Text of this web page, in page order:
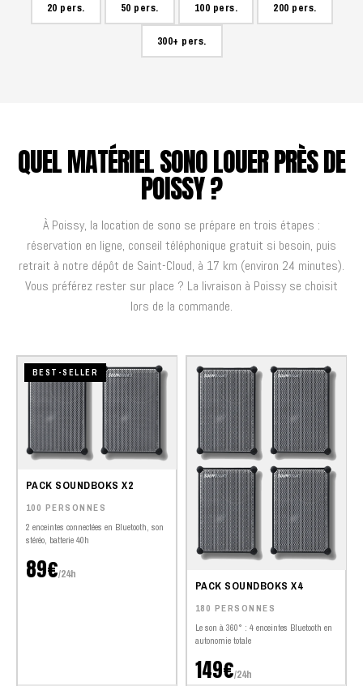
20 pers. 50 pers. 100 pers. 200 pers.
300+ pers.
QUEL MATÉRIEL SONO LOUER PRÈS DE
POISSY ?
À Poissy, la location de sono se prépare en trois étapes :
réservation en ligne, conseil téléphonique gratuit si besoin, puis
retrait à notre dépôt de Saint-Cloud, à 17 km (environ 24 minutes).
Vous préférez rester sur place ? La livraison à Poissy se choisit
lors de la commande.
BEST-SELLER
PACK SOUNDBOKS X2
100 PERSONNES
2 enceintes connectées en Bluetooth, son
stéréo, batterie 40h
89€/24h
PACK SOUNDBOKS X4
180 PERSONNES
Le son à 360° : 4 enceintes Bluetooth en
autonomie totale
149€/24h